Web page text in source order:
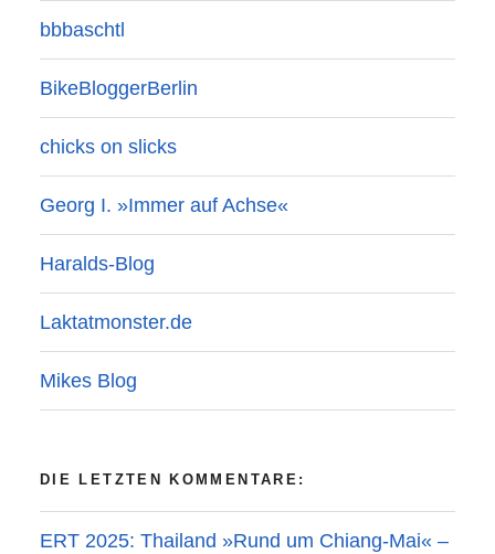
bbbaschtl
BikeBloggerBerlin
chicks on slicks
Georg I. »Immer auf Achse«
Haralds-Blog
Laktatmonster.de
Mikes Blog
DIE LETZTEN KOMMENTARE:
ERT 2025: Thailand »Rund um Chiang-Mai« –